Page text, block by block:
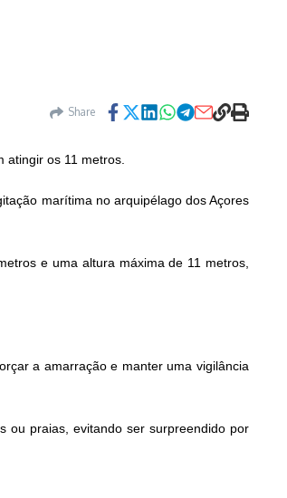
Share
os 11 metros.
marítima no arquipélago dos Açores
e uma altura máxima de 11 metros,
a amarração e manter uma vigilância
ou praias, evitando ser surpreendido por